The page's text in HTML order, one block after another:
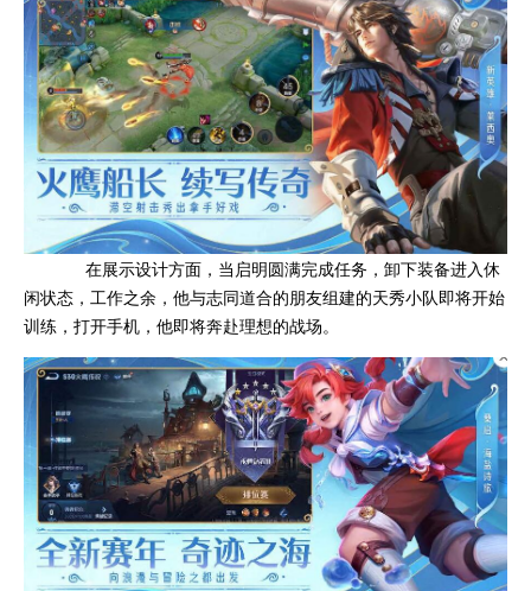
在展示设计方面，当启明圆满完成任务，卸下装备进入休
闲状态，工作之余，他与志同道合的朋友组建的天秀小队即将开始
训练，打开手机，他即将奔赴理想的战场。